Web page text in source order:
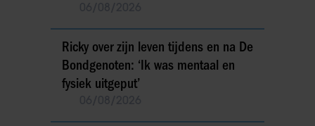
Ricky over zijn leven tijdens en na De
Bondgenoten: ‘Ik was mentaal en
fysiek uitgeput’